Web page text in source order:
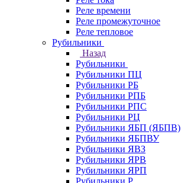
Реле времени
Реле промежуточное
Реле тепловое
Рубильники
Назад
Рубильники
Рубильники ПЦ
Рубильники РБ
Рубильники РПБ
Рубильники РПС
Рубильники РЦ
Рубильники ЯБП (ЯБПВ)
Рубильники ЯБПВУ
Рубильники ЯВЗ
Рубильники ЯРВ
Рубильники ЯРП
Рубильники Р